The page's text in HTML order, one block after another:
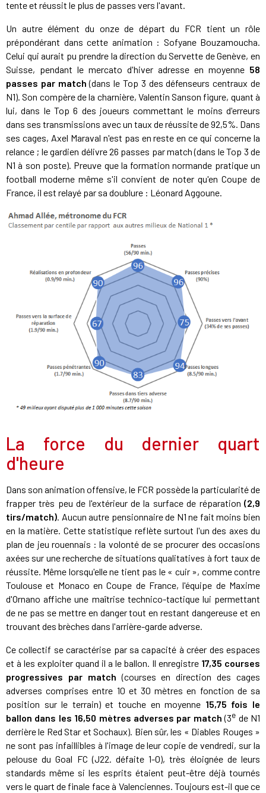
tente et réussit le plus de passes vers l'avant.
Un autre élément du onze de départ du FCR tient un rôle
prépondérant dans cette animation : Sofyane Bouzamoucha.
Celui qui aurait pu prendre la direction du Servette de Genève, en
Suisse, pendant le mercato d'hiver adresse en moyenne 58
passes par match (dans le Top 3 des défenseurs centraux de
N1). Son compère de la charnière, Valentin Sanson figure, quant à
lui, dans le Top 6 des joueurs commettant le moins d'erreurs
dans ses transmissions avec un taux de réussite de 92,5%. Dans
ses cages, Axel Maraval n'est pas en reste en ce qui concerne la
relance ; le gardien délivre 26 passes par match (dans le Top 3 de
N1 à son poste). Preuve que la formation normande pratique un
football moderne même s'il convient de noter qu'en Coupe de
France, il est relayé par sa doublure : Léonard Aggoune.
La force du dernier quart
d'heure
Dans son animation offensive, le FCR possède la particularité de
frapper très peu de l'extérieur de la surface de réparation (2,9
tirs/match) . Aucun autre pensionnaire de N1 ne fait moins bien
en la matière. Cette statistique reflète surtout l'un des axes du
plan de jeu rouennais : la volonté de se procurer des occasions
axées sur une recherche de situations qualitatives à fort taux de
réussite. Même lorsqu'elle ne tient pas le « cuir », comme contre
Toulouse et Monaco en Coupe de France, l'équipe de Maxime
d'Ornano affiche une maîtrise technico-tactique lui permettant
de ne pas se mettre en danger tout en restant dangereuse et en
trouvant des brèches dans l'arrière-garde adverse.
Ce collectif se caractérise par sa capacité à créer des espaces
et à les exploiter quand il a le ballon. Il enregistre 17,35 courses
progressives par match (courses en direction des cages
adverses comprises entre 10 et 30 mètres en fonction de sa
position sur le terrain) et touche en moyenne 15,75 fois le
ballon dans les 16,50 mètres adverses par match (3e de N1
derrière le Red Star et Sochaux). Bien sûr, les « Diables Rouges »
ne sont pas infaillibles à l'image de leur copie de vendredi, sur la
pelouse du Goal FC (J22. défaite 1-0), très éloignée de leurs
standards même si les esprits étaient peut-être déjà tournés
vers le quart de finale face à Valenciennes. Toujours est-il que ce